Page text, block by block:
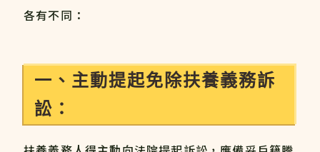
各有不同：
一、主動提起免除扶養義務訴
訟：